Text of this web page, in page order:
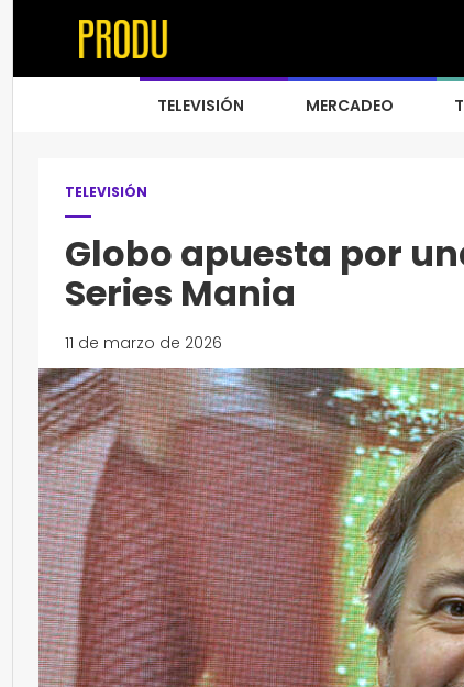
TELEVISIÓN MERCADEO
TELEVISIÓN
Globo apuesta por
Series Mania
11 de marzo de 2026